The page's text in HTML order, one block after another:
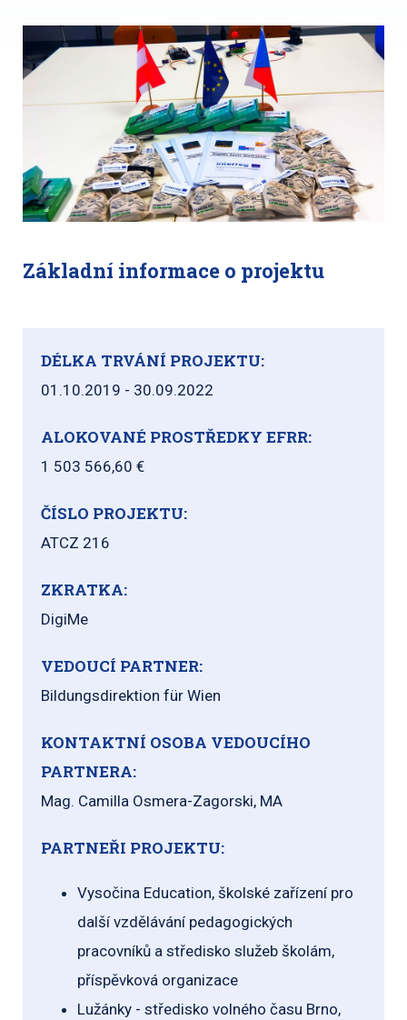
Základní informace o projektu
DÉLKA TRVÁNÍ PROJEKTU:
01.10.2019 - 30.09.2022
ALOKOVANÉ PROSTŘEDKY EFRR:
1 503 566,60 €
ČÍSLO PROJEKTU:
ATCZ 216
ZKRATKA:
DigiMe
VEDOUCÍ PARTNER:
Bildungsdirektion für Wien
KONTAKTNÍ OSOBA VEDOUCÍHO
PARTNERA:
Mag. Camilla Osmera-Zagorski, MA
PARTNEŘI PROJEKTU:
Vysočina Education, školské zařízení pro
další vzdělávání pedagogických
pracovníků a středisko služeb školám,
příspěvková organizace
Lužánky - středisko volného času Brno,